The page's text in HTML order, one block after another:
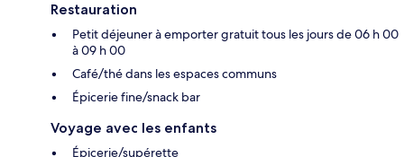
Restauration
Petit déjeuner à emporter gratuit tous les jours de 06 h 00
à 09 h 00
Café/thé dans les espaces communs
Épicerie fine/snack bar
Voyage avec les enfants
Épicerie/supérette